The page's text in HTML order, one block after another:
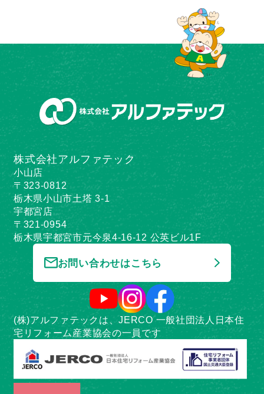
株式会社アルファテック
小山店
〒323-0812
栃木県小山市土塔 3-1
宇都宮店
〒321-0954
栃木県宇都宮市元今泉4-16-12 公英ビル1F
お問い合わせはこちら
(株)アルファテックは、JERCO 一般社団法人日本住
宅リフォーム産業協会の一員です